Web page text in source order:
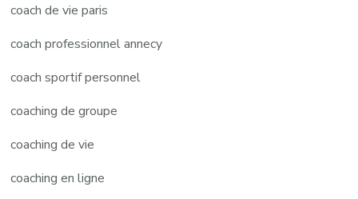
coach de vie paris
coach professionnel annecy
coach sportif personnel
coaching de groupe
coaching de vie
coaching en ligne